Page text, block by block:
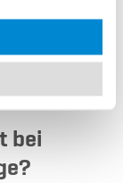
bei